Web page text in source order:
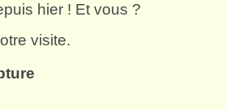
hier ! Et vous ?
visite.